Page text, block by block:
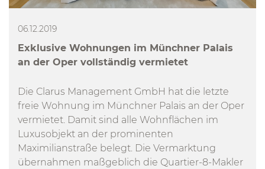
06.12.2019
Exklusive Wohnungen im Münchner Palais
an der Oper vollständig vermietet
Die Clarus Management GmbH hat die letzte
freie Wohnung im Münchner Palais an der Oper
vermietet. Damit sind alle Wohnflächen im
Luxusobjekt an der prominenten
Maximilianstraße belegt. Die Vermarktung
übernahmen maßgeblich die Quartier-8-Makler